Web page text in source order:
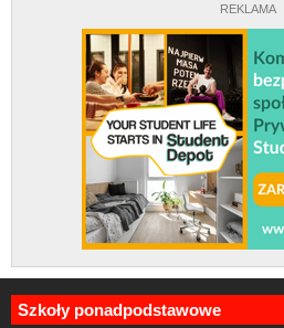
REKLAMA
Szkoły ponadpodstawowe